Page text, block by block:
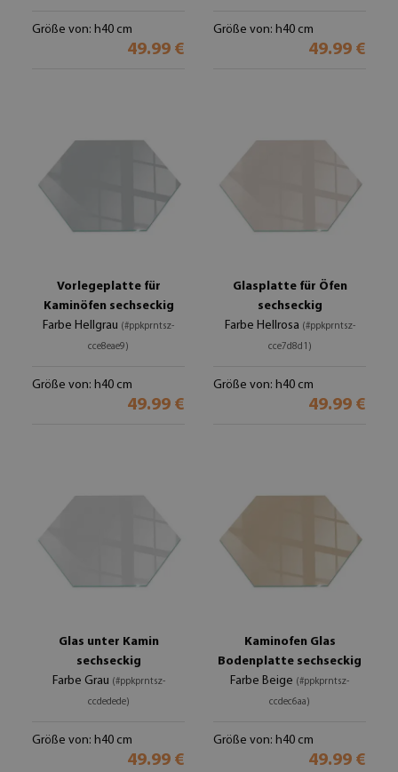
Größe von: h40 cm
49.99 €
Größe von: h40 cm
49.99 €
Vorlegeplatte für
Kaminöfen sechseckig
Farbe Hellgrau (#ppkprntsz-
cce8eae9)
Größe von: h40 cm
49.99 €
Glasplatte für Öfen
sechseckig
Farbe Hellrosa (#ppkprntsz-
cce7d8d1)
Größe von: h40 cm
49.99 €
Glas unter Kamin
sechseckig
Farbe Grau (#ppkprntsz-
ccdedede)
Größe von: h40 cm
49.99 €
Kaminofen Glas
Bodenplatte sechseckig
Farbe Beige (#ppkprntsz-
ccdec6aa)
Größe von: h40 cm
49.99 €